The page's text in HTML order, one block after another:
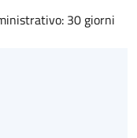
30 giorni